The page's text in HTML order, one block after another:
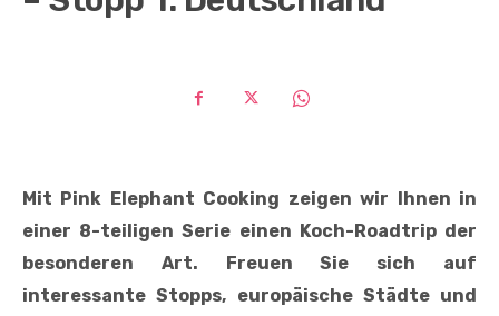
Mit Pink Elephant Cooking zeigen wir Ihnen in
einer 8-teiligen Serie einen Koch-Roadtrip der
besonderen Art. Freuen Sie sich auf
interessante Stopps, europäische Städte und